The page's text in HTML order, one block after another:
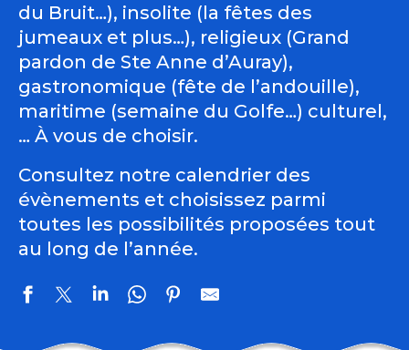
du Bruit…), insolite (la fêtes des
jumeaux et plus…), religieux (Grand
pardon de Ste Anne d’Auray),
gastronomique (fête de l’andouille),
maritime (semaine du Golfe…) culturel,
… À vous de choisir.
Consultez notre calendrier des
évènements et choisissez parmi
toutes les possibilités proposées tout
au long de l’année.